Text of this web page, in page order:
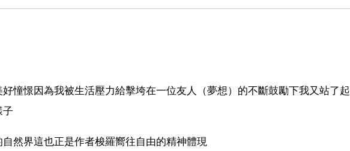
憧憬因為我被生活壓力給擊垮在一位友人（夢想）的不斷鼓勵下我又站了
子
然界這也正是作者梭羅嚮往自由的精神體現